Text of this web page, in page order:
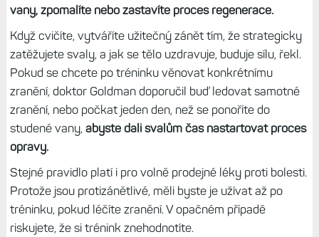
vany, zpomalíte nebo zastavíte proces regenerace.
Když cvičíte, vytváříte užitečný zánět tím, že strategicky
zatěžujete svaly, a jak se tělo uzdravuje, buduje sílu, řekl.
Pokud se chcete po tréninku věnovat konkrétnímu
zranění, doktor Goldman doporučil buď ledovat samotné
zranění, nebo počkat jeden den, než se ponoříte do
studené vany, abyste dali svalům čas nastartovat proces
opravy.
Stejné pravidlo platí i pro volně prodejné léky proti bolesti.
Protože jsou protizánětlivé, měli byste je užívat až po
tréninku, pokud léčíte zranění. V opačném případě
riskujete, že si trénink znehodnotíte.